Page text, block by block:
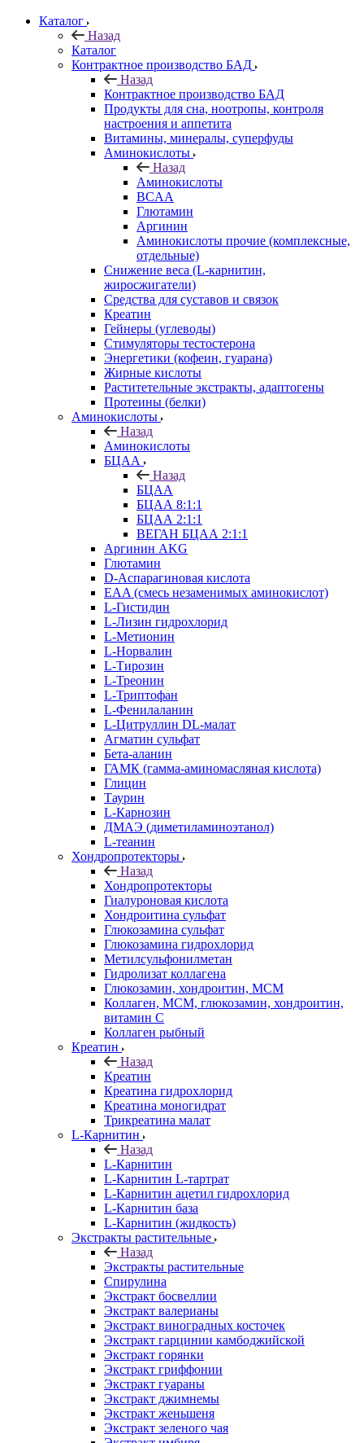
Каталог
Назад
Каталог
Контрактное производство БАД
Назад
Контрактное производство БАД
Продукты для сна, ноотропы, контроля
настроения и аппетита
Витамины, минералы, суперфуды
Аминокислоты
Назад
Аминокислоты
BCAA
Глютамин
Аргинин
Аминокислоты прочие (комплексные,
отдельные)
Снижение веса (L-карнитин,
жиросжигатели)
Средства для суставов и связок
Креатин
Гейнеры (углеводы)
Стимуляторы тестостерона
Энергетики (кофеин, гуарана)
Жирные кислоты
Раститетельные экстракты, адаптогены
Протеины (белки)
Аминокислоты
Назад
Аминокислоты
БЦАА
Назад
БЦАА
БЦАА 8:1:1
БЦАА 2:1:1
ВЕГАН БЦАА 2:1:1
Аргинин AKG
Глютамин
D-Аспарагиновая кислота
EAA (смесь незаменимых аминокислот)
L-Гистидин
L-Лизин гидрохлорид
L-Метионин
L-Норвалин
L-Тирозин
L-Треонин
L-Триптофан
L-Фенилаланин
L-Цитруллин DL-малат
Агматин cульфат
Бета-аланин
ГАМК (гамма-аминомасляная кислота)
Глицин
Таурин
L-Карнозин
ДМАЭ (диметиламиноэтанол)
L-теанин
Хондропротекторы
Назад
Хондропротекторы
Гиалуроновая кислота
Хондроитина сульфат
Глюкозамина сульфат
Глюкозамина гидрохлорид
Метилсульфонилметан
Гидролизат коллагена
Глюкозамин, хондроитин, МСМ
Коллаген, МСМ, глюкозамин, хондроитин,
витамин С
Коллаген рыбный
Креатин
Назад
Креатин
Креатина гидрохлорид
Креатина моногидрат
Трикреатина малат
L-Карнитин
Назад
L-Карнитин
L-Карнитин L-тартрат
L-Карнитин ацетил гидрохлорид
L-Карнитин база
L-Карнитин (жидкость)
Экстракты растительные
Назад
Экстракты растительные
Спирулина
Экстракт босвеллии
Экстракт валерианы
Экстракт виноградных косточек
Экстракт гарцинии камбоджийской
Экстракт горянки
Экстракт гриффонии
Экстракт гуараны
Экстракт джимнемы
Экстракт женьшеня
Экстракт зеленого чая